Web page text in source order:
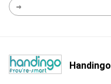
Handingo